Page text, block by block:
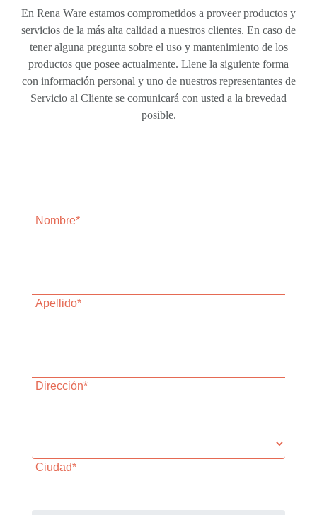
En Rena Ware estamos comprometidos a proveer productos y
servicios de la más alta calidad a nuestros clientes. En caso de
tener alguna pregunta sobre el uso y mantenimiento de los
productos que posee actualmente. Llene la siguiente forma
con información personal y uno de nuestros representantes de
Servicio al Cliente se comunicará con usted a la brevedad
posible.
Nombre*
Apellido*
Dirección*
Ciudad*